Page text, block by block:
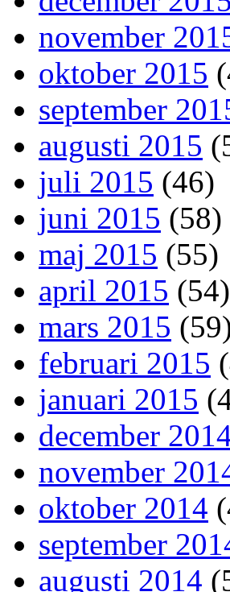
november
oktober 2015
september
augusti 2015
juli 2015 (46)
juni 2015 (58)
maj 2015 (55)
april 2015 (54)
mars 2015
februari 2015
januari 2015
december
november
oktober 2014
september
augusti 2014